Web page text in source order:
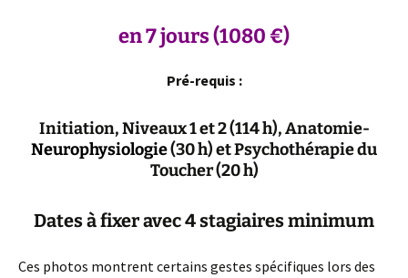
en 7 jours (1080 €)
Pré-requis :
Initiation, Niveaux 1 et 2 (114 h), Anatomie-
Neurophysiologie(30 h) et Psychothérapie du
Toucher (20 h)
Dates à fixer avec 4 stagiaires minimum
Ces photos montrent certains gestes spécifiques lors des